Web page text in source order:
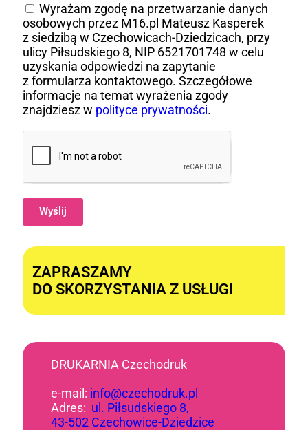
Wyrażam zgodę na przetwarzanie danych
osobowych przez M16.pl Mateusz Kasperek
z siedzibą w Czechowicach-Dziedzicach, przy
ulicy Piłsudskiego 8, NIP 6521701748 w celu
uzyskania odpowiedzi na zapytanie
z formularza kontaktowego. Szczegółowe
informacje na temat wyrażenia zgody
znajdziesz w polityce prywatności.
Wyślij
ZAPRASZAMY
DO SKORZYSTANIA Z USŁUGI
DRUKARNIA Czechodruk
e-mail: info@czechodruk.pl
Adres: ul. Piłsudskiego 8,
43-502 Czechowice-Dziedzice